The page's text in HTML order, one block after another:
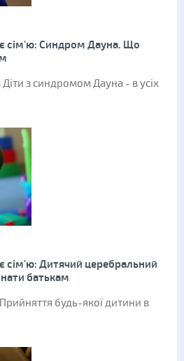
сім'ю: Синдром Дауна. Що
з синдромом Дауна - в усіх
сім'ю: Дитячий церебральний
батькам
будь-якої дитини в